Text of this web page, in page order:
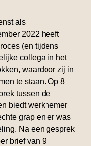
als
2022 heeft
(en tijdens
collega in het
waardoor zij in
te staan. Op 8
tussen de
biedt werknemer
grap en er was
Na een gesprek
brief van 9